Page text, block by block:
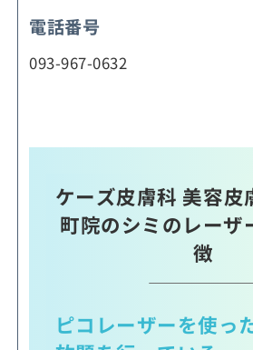
電話番号
093-967-0632
ケーズ皮膚科 美容皮
町院のシミのレーザ
徴
ピコレーザーを使っ